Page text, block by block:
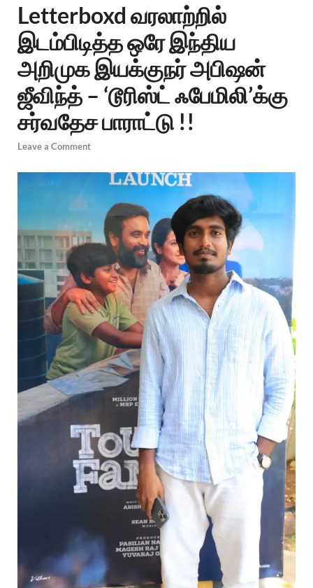
Letterboxd வரலாற்றில்
இடம்பிடித்த ஒரே இந்திய
அறிமுக இயக்குநர் அபிஷன்
ஜீவிந்த் – ‘டூரிஸ்ட் ஃபேமிலி’க்கு
சர்வதேச பாராட்டு !!
Leave a Comment